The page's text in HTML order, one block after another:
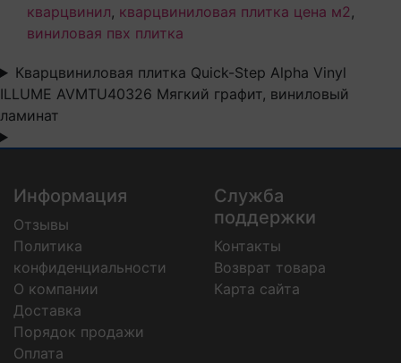
кварцвинил, кварцвиниловая плитка цена м2 ,
виниловая пвх плитка
Кварцвиниловая плитка Quick-Step Alpha Vinyl
ILLUME AVMTU40326 Мягкий графит, виниловый
ламинат
Информация
Отзывы
Политика
конфиденциальности
О компании
Доставка
Порядок продажи
Оплата
Служба
поддержки
Контакты
Возврат товара
Карта сайта